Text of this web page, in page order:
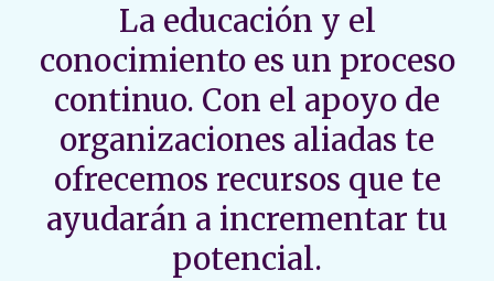
La educación y el
conocimiento es un proceso
continuo. Con el apoyo de
organizaciones aliadas te
ofrecemos recursos que te
ayudarán a incrementar tu
potencial.